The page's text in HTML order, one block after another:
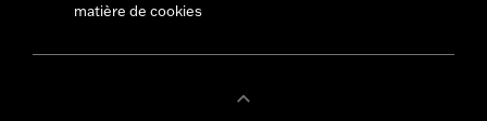
matière de cookies